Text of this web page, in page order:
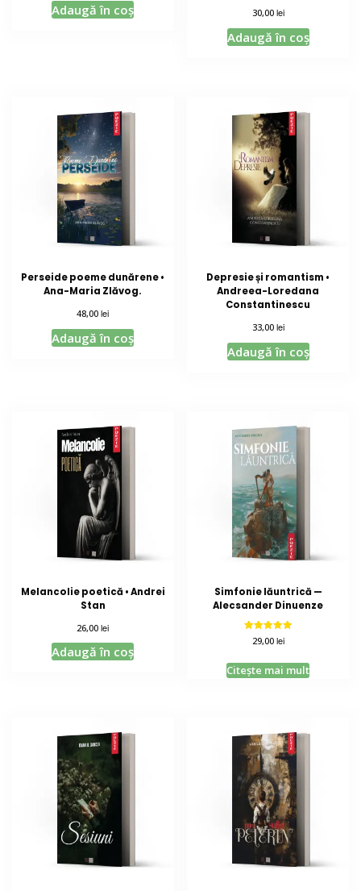
Adaugă în coș 30,00 lei
Adaugă în coș
Perseide poeme dunărene •
Ana-Maria Zlăvog.
48,00lei
Adaugă în coș
Depresie și romantism •
Andreea-Loredana
Constantinescu
33,00 lei
Adaugă în coș
Melancolie poetică • Andrei
Stan
26,00lei
Adaugă în coș
Simfonie lăuntrică —
Alecsander Dinuenze
Evaluat la
5.00
29,00 lei
Citește mai mult